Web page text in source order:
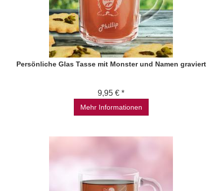
Persönliche Glas Tasse mit Monster und Namen graviert
9,95 € *
Mehr Informationen